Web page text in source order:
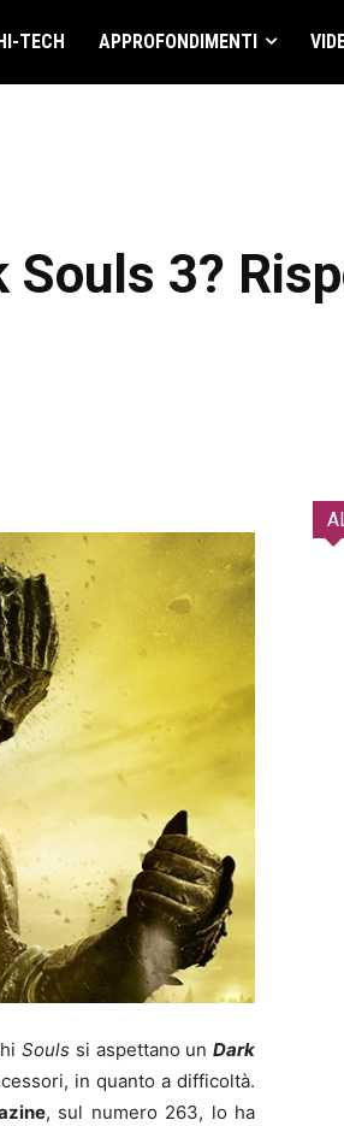
TECH APPROFONDIMENTI
3?
Souls si aspettano unDark
in quanto a difficoltà.
, sul numero 263, lo ha